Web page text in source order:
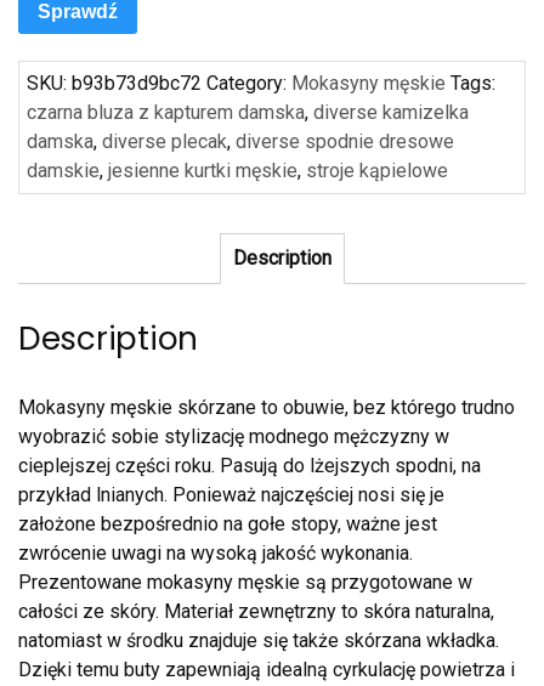
Sprawdź
SKU: b93b73d9bc72 Category: Mokasyny męskie Tags:
czarna bluza z kapturem damska, diverse kamizelka
damska, diverse plecak, diverse spodnie dresowe
damskie, jesienne kurtki męskie, stroje kąpielowe
Description
Description
Mokasyny męskie skórzane to obuwie, bez którego trudno
wyobrazić sobie stylizację modnego mężczyzny w
cieplejszej części roku. Pasują do lżejszych spodni, na
przykład lnianych. Ponieważ najczęściej nosi się je
założone bezpośrednio na gołe stopy, ważne jest
zwrócenie uwagi na wysoką jakość wykonania.
Prezentowane mokasyny męskie są przygotowane w
całości ze skóry. Materiał zewnętrzny to skóra naturalna,
natomiast w środku znajduje się także skórzana wkładka.
Dzięki temu buty zapewniają idealną cyrkulację powietrza i